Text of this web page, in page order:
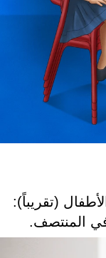
(تقريباً):
في المنتصف.